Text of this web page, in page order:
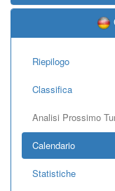
Riepilogo
Classifica
Analisi Prossimo
Calendario
Statistiche